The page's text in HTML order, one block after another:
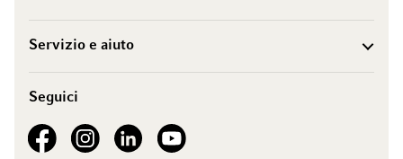
Servizio e aiuto
Seguici
See our FacebookSee our Instagram account
See our LinkedInSee our YouTube channel